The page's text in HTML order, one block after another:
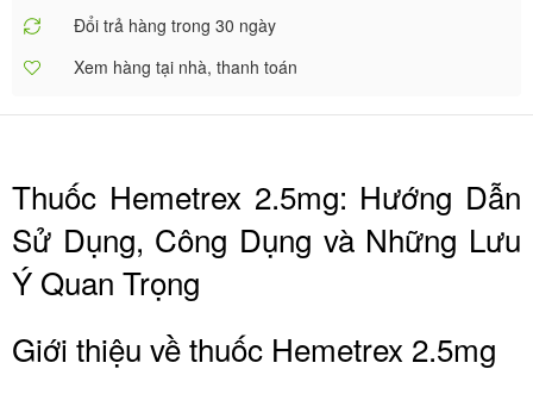
Đổi trả hàng trong 30 ngày
Xem hàng tại nhà, thanh toán
Thuốc Hemetrex 2.5mg: Hướng Dẫn
Sử Dụng, Công Dụng và Những Lưu
Ý Quan Trọng
Giới thiệu về thuốc Hemetrex 2.5mg